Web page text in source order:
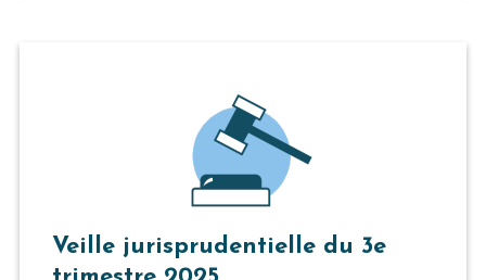
Veille jurisprudentielle du 3e